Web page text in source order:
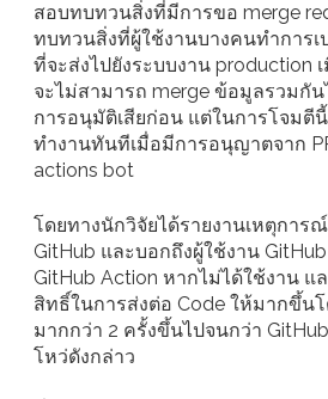
สอบทบทวนสิ่งที่มีการขอ merge
ทบทวนสิ่งที่ผู้ใช้งานบางคนทำการ
ที่จะส่งไปยังระบบงาน production
จะไม่สามารถ merge ข้อมูลรวมกัน
การอนุมัติเสียก่อน แต่ในการโจมตี
ทำงานทันทีเมื่อมีการอนุญาตจาก
actions bot
โดยทางนักวิจัยได้รายงานเหตุการ
GitHub และบอกถึงผู้ใช้งาน
GitHub Action หากไม่ได้ใช้งาน แ
สิทธิ์ในการส่งต่อ Code ให้มากขึ้น
มากกว่า 2 ครั้งขึ้นไปจนกว่า
โหว่ดังกล่าว